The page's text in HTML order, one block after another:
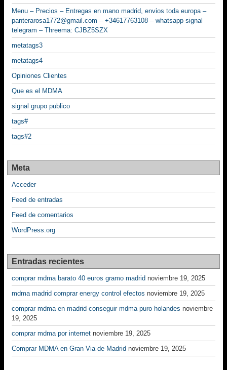
Menu – Precios – Entregas en mano madrid, envios toda europa –
panterarosa1772@gmail.com – +34617763108 – whatsapp signal
telegram – Threema: CJBZ5SZX
metatags3
metatags4
Opiniones Clientes
Que es el MDMA
signal grupo publico
tags#
tags#2
Meta
Acceder
Feed de entradas
Feed de comentarios
WordPress.org
Entradas recientes
comprar mdma barato 40 euros gramo madrid noviembre 19, 2025
mdma madrid comprar energy control efectos noviembre 19, 2025
comprar mdma en madrid conseguir mdma puro holandes noviembre
19, 2025
comprar mdma por internet noviembre 19, 2025
Comprar MDMA en Gran Via de Madrid noviembre 19, 2025